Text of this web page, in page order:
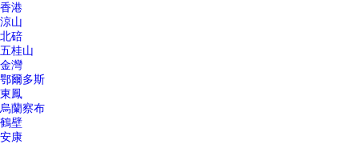
香港
涼山
北碚
五桂山
金灣
鄂爾多斯
東鳳
烏蘭察布
鶴壁
安康